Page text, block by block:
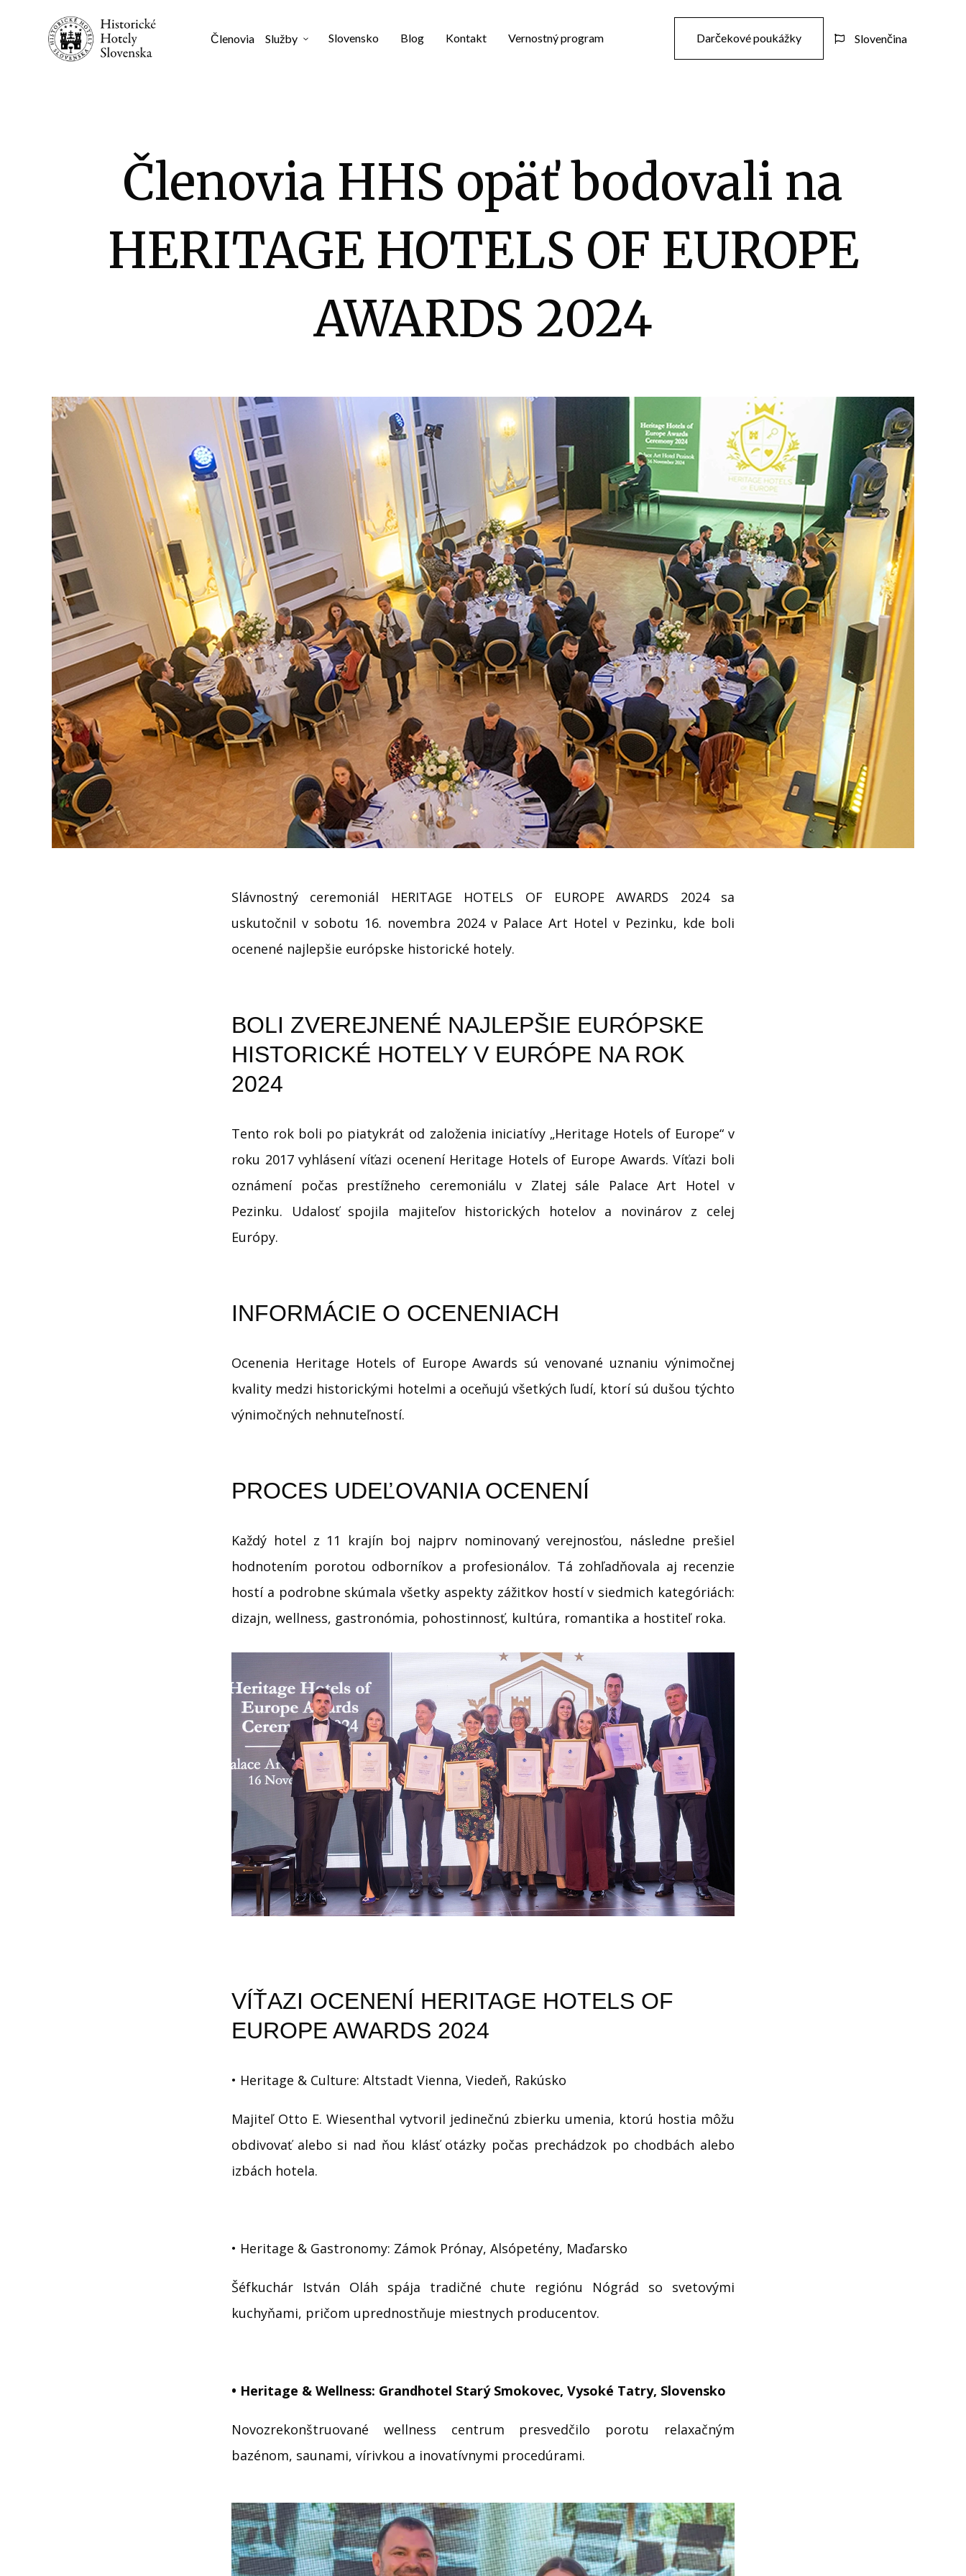
Členovia 3
Služby Slovensko Blog Kontakt Vernostný program Darčekové poukážky  Slovenčina
Členovia HHS opäť bodovali na
HERITAGE HOTELS OF EUROPE
AWARDS 2024
Slávnostný ceremoniál HERITAGE HOTELS OF EUROPE AWARDS 2024 sa
uskutočnil v sobotu 16. novembra 2024 v Palace Art Hotel v Pezinku, kde boli
ocenené najlepšie európske historické hotely.
BOLI ZVEREJNENÉ NAJLEPŠIE EURÓPSKE
HISTORICKÉ HOTELY V EURÓPE NA ROK
2024
Tento rok boli po piatykrát od založenia iniciatívy „Heritage Hotels of Europe“ v
roku 2017 vyhlásení víťazi ocenení Heritage Hotels of Europe Awards. Víťazi boli
oznámení počas prestížneho ceremoniálu v Zlatej sále Palace Art Hotel v
Pezinku. Udalosť spojila majiteľov historických hotelov a novinárov z celej
Európy.
INFORMÁCIE O OCENENIACH
Ocenenia Heritage Hotels of Europe Awards sú venované uznaniu výnimočnej
kvality medzi historickými hotelmi a oceňujú všetkých ľudí, ktorí sú dušou týchto
výnimočných nehnuteľností.
PROCES UDEĽOVANIA OCENENÍ
Každý hotel z 11 krajín boj najprv nominovaný verejnosťou, následne prešiel
hodnotením porotou odborníkov a profesionálov. Tá zohľadňovala aj recenzie
hostí a podrobne skúmala všetky aspekty zážitkov hostí v siedmich kategóriách:
dizajn, wellness, gastronómia, pohostinnosť, kultúra, romantika a hostiteľ roka.
VÍŤAZI OCENENÍ HERITAGE HOTELS OF
EUROPE AWARDS 2024
• Heritage & Culture: Altstadt Vienna, Viedeň, Rakúsko
Majiteľ Otto E. Wiesenthal vytvoril jedinečnú zbierku umenia, ktorú hostia môžu
obdivovať alebo si nad ňou klásť otázky počas prechádzok po chodbách alebo
izbách hotela.
• Heritage & Gastronomy: Zámok Prónay, Alsópetény, Maďarsko
Šéfkuchár István Oláh spája tradičné chute regiónu Nógrád so svetovými
kuchyňami, pričom uprednostňuje miestnych producentov.
• Heritage & Wellness: Grandhotel Starý Smokovec, Vysoké Tatry, Slovensko
Novozrekonštruované wellness centrum presvedčilo porotu relaxačným
bazénom, saunami, vírivkou a inovatívnymi procedúrami.